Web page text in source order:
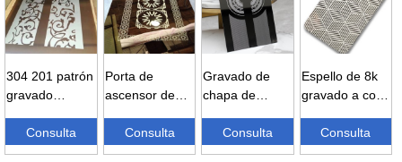
304 201 patrón
gravado
4 × 8 stai ...
Consulta
Porta de
ascensor de
inoxidable 304
316 feita en
Consulta
Gravado de
chapa de
inoxidable para
porta de
Consulta
Espello de 8k
gravado a cor
decorado...
Consulta